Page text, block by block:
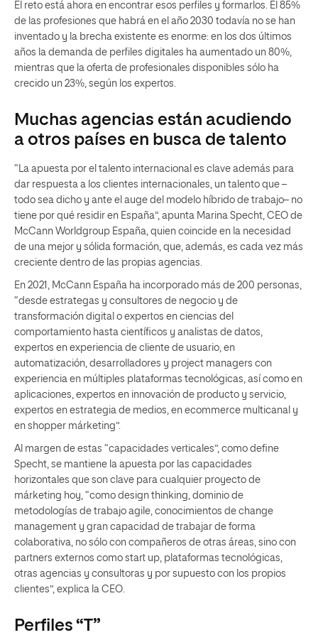
El reto está ahora en encontrar esos perfiles y formarlos. El 85%
de las profesiones que habrá en el año 2030 todavía no se han
inventado y la brecha existente es enorme: en los dos últimos
años la demanda de perfiles digitales ha aumentado un 80%,
mientras que la oferta de profesionales disponibles sólo ha
crecido un 23%, según los expertos.
Muchas agencias están acudiendo
a otros países en busca de talento
“La apuesta por el talento internacional es clave además para
dar respuesta a los clientes internacionales, un talento que –
todo sea dicho y ante el auge del modelo híbrido de trabajo– no
tiene por qué residir en España”, apunta Marina Specht, CEO de
McCann Worldgroup España, quien coincide en la necesidad
de una mejor y sólida formación, que, además, es cada vez más
creciente dentro de las propias agencias.
En 2021, McCann España ha incorporado más de 200 personas,
“desde estrategas y consultores de negocio y de
transformación digital o expertos en ciencias del
comportamiento hasta científicos y analistas de datos,
expertos en experiencia de cliente de usuario, en
automatización, desarrolladores y project managers con
experiencia en múltiples plataformas tecnológicas, así como en
aplicaciones, expertos en innovación de producto y servicio,
expertos en estrategia de medios, en ecommerce multicanal y
en shopper márketing”.
Al margen de estas “capacidades verticales”, como define
Specht, se mantiene la apuesta por las capacidades
horizontales que son clave para cualquier proyecto de
márketing hoy, “como design thinking, dominio de
metodologías de trabajo agile, conocimientos de change
management y gran capacidad de trabajar de forma
colaborativa, no sólo con compañeros de otras áreas, sino con
partners externos como start up, plataformas tecnológicas,
otras agencias y consultoras y por supuesto con los propios
clientes”, explica la CEO.
Perfiles “T”